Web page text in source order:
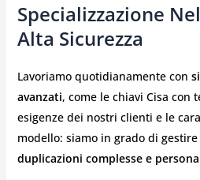
Specializzazione
Alta Sicurezza
Lavoriamo quotidianamente con
avanzati, come le chiavi Cisa con
esigenze dei nostri clienti e le
modello: siamo in grado di
duplicazioni complesse e